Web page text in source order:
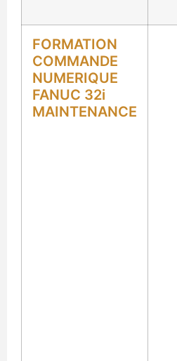
FORMATION
COMMANDE
NUMERIQUE
FANUC 32i
MAINTENANCE